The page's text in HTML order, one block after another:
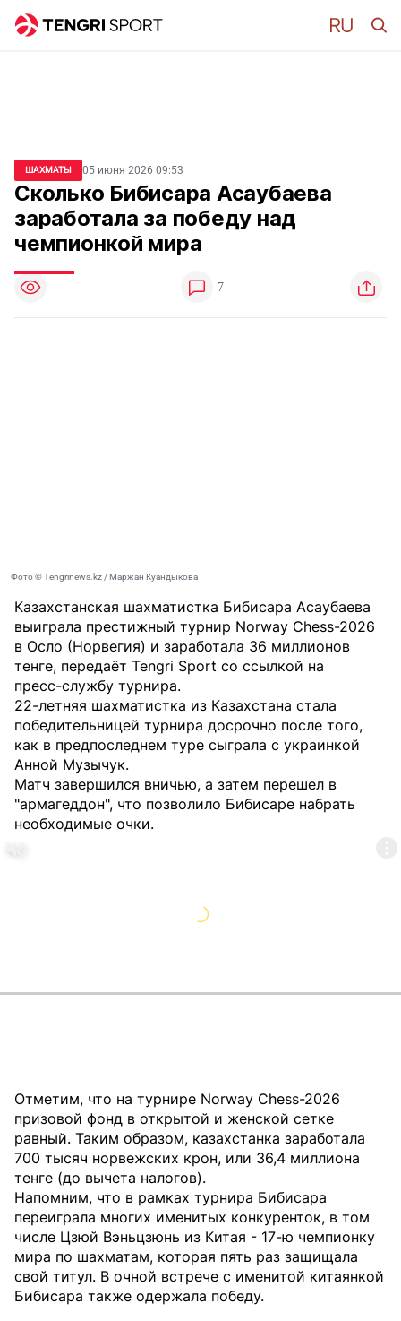
ШАХМАТЫ 05 июня 2026 09:53
Сколько Бибисара Асаубаева
заработала за победу над
чемпионкой мира
7
Фото © Tengrinews.kz / Маржан Куандыкова
Казахстанская шахматистка Бибисара Асаубаева
выиграла престижный турнир Norway Chess-2026
в Осло (Норвегия) и заработала 36 миллионов
тенге, передаёт Tengri Sport со ссылкой на
пресс-службу турнира.
22-летняя шахматистка из Казахстана стала
победительницей турнира досрочно после того,
как в предпоследнем туре сыграла с украинкой
Анной Музычук.
Матч завершился вничью, а затем перешел в
"армагеддон", что позволило Бибисаре набрать
необходимые очки.
Отметим, что на турнире Norway Chess-2026
призовой фонд в открытой и женской сетке
равный. Таким образом, казахстанка заработала
700 тысяч норвежских крон, или 36,4 миллиона
тенге (до вычета налогов).
Напомним, что в рамках турнира Бибисара
переиграла многих именитых конкуренток, в том
числе Цзюй Вэньцзюнь из Китая - 17-ю чемпионку
мира по шахматам, которая пять раз защищала
свой титул. В очной встрече с именитой китаянкой
Бибисара также одержала победу.